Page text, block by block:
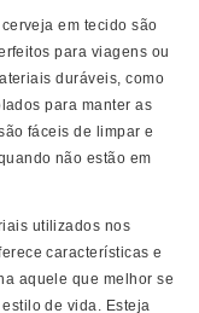
em tecido são
para viagens ou
duráveis, como
para manter as
fáceis de limpar e
não estão em
utilizados nos
características e
aquele que melhor se
de vida. Esteja